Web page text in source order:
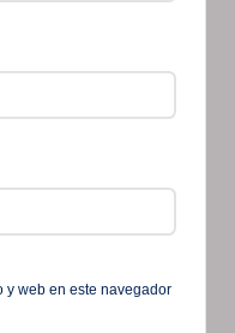
y web en este navegador